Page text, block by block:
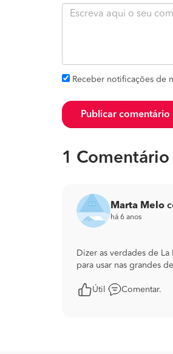
Receber notificações de
Publicar comentário
1 Comentário
Marta Melo
há 6 anos
Dizer as verdades de
para usar nas grandes
Útil Comentar.